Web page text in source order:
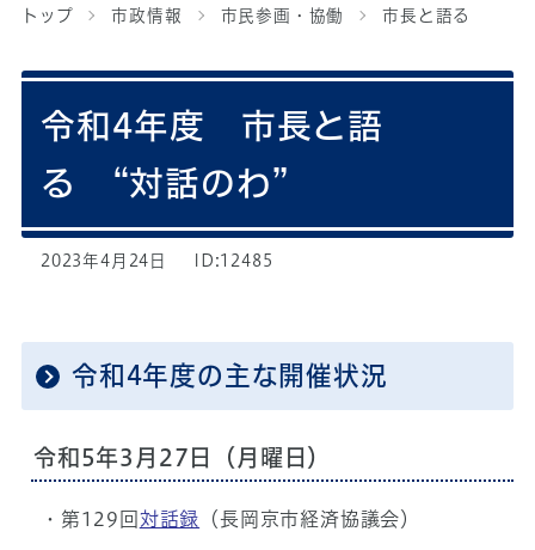
トップ 市政情報 市民参画・協働 市長と語る
令和4年度 市長と語
る “対話のわ”
2023年4月24日 ID:12485
令和4年度の主な開催状況
令和5年3⽉27⽇（月曜⽇）
・第129回 対話録 （長岡京市経済協議会）